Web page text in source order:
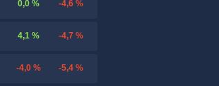
0,0 % -4,6 %
4,1 % -4,7 %
-4,0 % -5,4 %